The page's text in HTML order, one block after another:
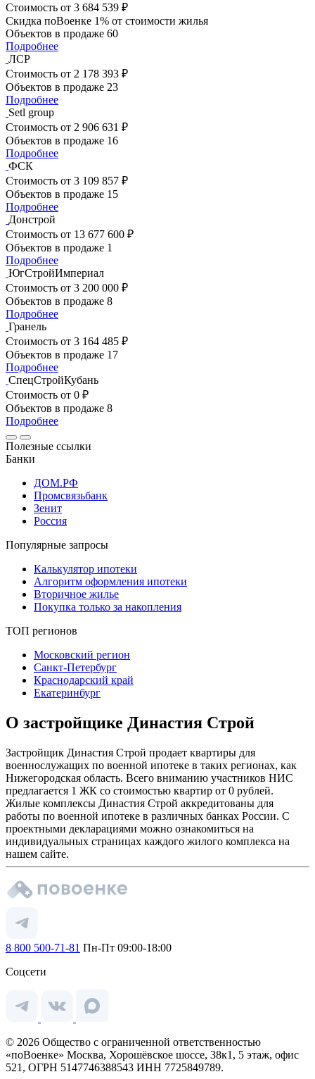
Стоимость от 3 684 539 ₽
Скидка поВоенке 1% от стоимости жилья
Объектов в продаже 60
Подробнее
ЛСР
Стоимость от 2 178 393 ₽
Объектов в продаже 23
Подробнее
Setl group
Стоимость от 2 906 631 ₽
Объектов в продаже 16
Подробнее
ФСК
Стоимость от 3 109 857 ₽
Объектов в продаже 15
Подробнее
Донстрой
Стоимость от 13 677 600 ₽
Объектов в продаже 1
Подробнее
ЮгСтройИмпериал
Стоимость от 3 200 000 ₽
Объектов в продаже 8
Подробнее
Гранель
Стоимость от 3 164 485 ₽
Объектов в продаже 17
Подробнее
СпецСтройКубань
Стоимость от 0 ₽
Объектов в продаже 8
Подробнее
Полезные ссылки
Банки
ДОМ.РФ
Промсвязьбанк
Зенит
Россия
Популярные запросы
Калькулятор ипотеки
Алгоритм оформления ипотеки
Вторичное жилье
Покупка только за накопления
ТОП регионов
Московский регион
Санкт-Петербург
Краснодарский край
Екатеринбург
О застройщике Династия Строй
Застройщик Династия Строй продает квартиры для
военнослужащих по военной ипотеке в таких регионах, как
Нижегородская область. Всего вниманию участников НИС
предлагается 1 ЖК со стоимостью квартир от 0 рублей.
Жилые комплексы Династия Строй аккредитованы для
работы по военной ипотеке в различных банках России. С
проектными декларациями можно ознакомиться на
индивидуальных страницах каждого жилого комплекса на
нашем сайте.
8 800 500-71-81 Пн-Пт 09:00-18:00
Соцсети
© 2026 Общество с ограниченной ответственностью
«поВоенке» Москва, Хорошёвское шоссе, 38к1, 5 этаж, офис
521, ОГРН 5147746388543 ИНН 7725849789.